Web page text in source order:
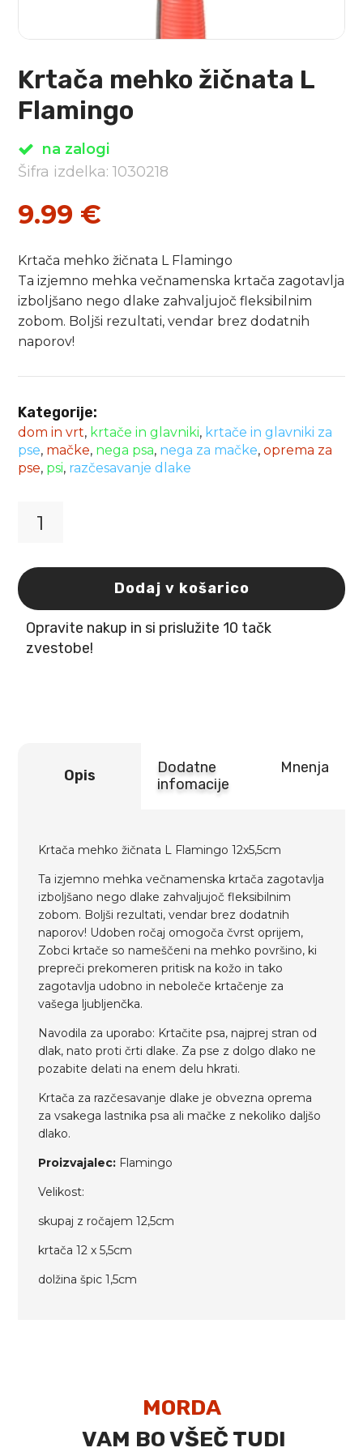
Krtača mehko žičnata L
Flamingo
na zalogi
Šifra izdelka: 1030218
9.99 €
Krtača mehko žičnata L Flamingo
Ta izjemno mehka večnamenska krtača zagotavlja
izboljšano nego dlake zahvaljujoč fleksibilnim
zobom. Boljši rezultati, vendar brez dodatnih
naporov!
Kategorije:
dom in vrt, krtače in glavniki, krtače in glavniki za
pse, mačke, nega psa, nega za mačke,oprema za
pse, psi, razčesavanje dlake
žičnata
L
Flamingo
količina
Dodaj v košarico
Opravite nakup in si prislužite 10 tačk
zvestobe!
Opis
Dodatne
infomacije
Mnenja
Krtača mehko žičnata L Flamingo 12x5,5cm
Ta izjemno mehka večnamenska krtača zagotavlja
izboljšano nego dlake zahvaljujoč fleksibilnim
zobom. Boljši rezultati, vendar brez dodatnih
naporov! Udoben ročaj omogoča čvrst oprijem,
Zobci krtače so nameščeni na mehko površino, ki
prepreči prekomeren pritisk na kožo in tako
zagotavlja udobno in neboleče krtačenje za
vašega ljubljenčka.
Navodila za uporabo: Krtačite psa, najprej stran od
dlak, nato proti črti dlake. Za pse z dolgo dlako ne
pozabite delati na enem delu hkrati.
Krtača za razčesavanje dlake je obvezna oprema
za vsakega lastnika psa ali mačke z nekoliko daljšo
dlako.
Proizvajalec: Flamingo
Velikost:
skupaj z ročajem 12,5cm
krtača 12 x 5,5cm
dolžina špic 1,5cm
MORDA
VAM BO VŠEČ TUDI